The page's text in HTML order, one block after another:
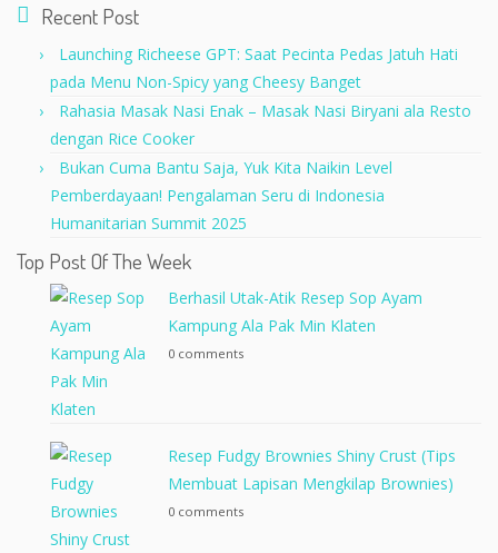
Recent Post
Launching Richeese GPT: Saat Pecinta Pedas Jatuh Hati
pada Menu Non-Spicy yang Cheesy Banget
Rahasia Masak Nasi Enak – Masak Nasi Biryani ala Resto
dengan Rice Cooker
Bukan Cuma Bantu Saja, Yuk Kita Naikin Level
Pemberdayaan! Pengalaman Seru di Indonesia
Humanitarian Summit 2025
Top Post Of The Week
Berhasil Utak-Atik Resep Sop Ayam
Kampung Ala Pak Min Klaten
0 comments
Resep Fudgy Brownies Shiny Crust (Tips
Membuat Lapisan Mengkilap Brownies)
0 comments